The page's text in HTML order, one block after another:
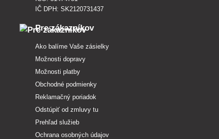
IČ DPH: SK2120731437
Pre zákazníkov
Ako balíme Vaše zásielky
Možnosti dopravy
Možnosti platby
Obchodné podmienky
Reklamačný poriadok
Odstúpiť od zmluvy tu
Prehľad služieb
Ochrana osobných údajov